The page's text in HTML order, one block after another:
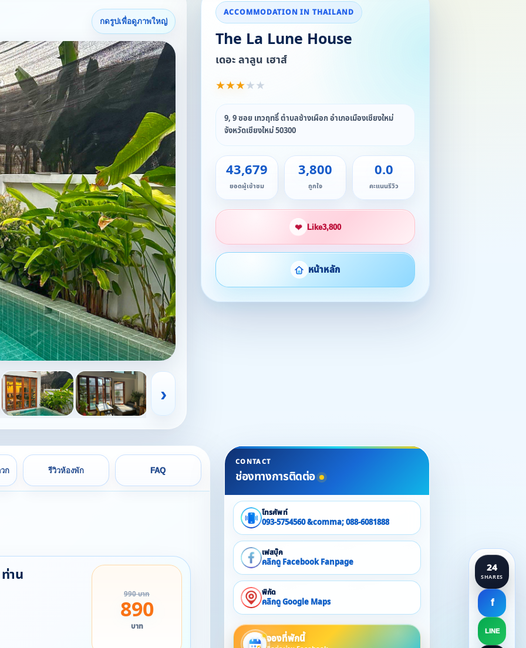
24
SHARES
f
LINE
กดรูปเพื่อดูภาพใหญ่
›
ACCOMMODATION IN THAILAND
The La Lune House
เดอะ ลาลูน เฮาส์
★★★★★
9, 9 ซอย เทวฤทธิ์ ตำบลช้างเผือก อำเภอเมืองเชียงใหม่
จังหวัดเชียงใหม่ 50300
43,679
ยอดผู้เข้าชม
3,800
ถูกใจ
0.0
คะแนนรีวิว
❤ Like3,800
หน้าหลัก
ก รีวิวห้องพัก FAQ
าน
990 บาท
890
บาท
CONTACT
ช่องทางการติดต่อ
โทรศัพท์
093-5754560 &comma; 088-6081888
เฟสบุ๊ค
คลิกดู Facebook Fanpage
พิกัด
คลิกดู Google Maps
จองที่พักนี้